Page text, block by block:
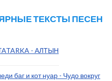
ТЕКСТЫ ПЕСЕН
- АЛТЫН
баг и кот нуар - Чудо вокруг